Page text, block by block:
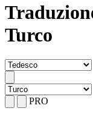
Turco
PRO